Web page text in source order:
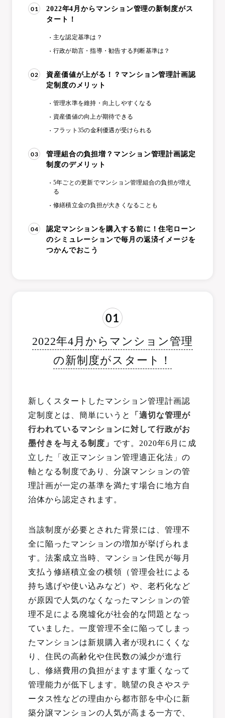
01
2022年4月からマンション管理の新制度がス
タート！
主な認定基準は？
行政が助言・指導・勧告する判断基準は？
02
資産価値が上がる！？マンション管理計画認
定制度のメリット
管理水準を維持・向上しやすくなる
資産価値の向上が期待できる
フラット35の金利優遇が受けられる
03
管理組合の負担増？マンション管理計画認定
制度のデメリット
5年ごとの更新でマンション管理組合の負担が増え
る
修繕積立金の負担が大きくなることも
04
認定マンションを購入する前に！住宅ローン
のシミュレーションで毎月の返済イメージを
つかんでおこう
01
2022年4月からマンション管理
の新制度がスタート！
新しくスタートしたマンション管理計画認
定制度とは、簡単にいうと
「適切な管理が
行われているマンションに対して行政がお
墨付きを与える制度」 です。2020年6月に成
立した「改正マンション管理適正化法」の
軸となる制度であり、分譲マンションの管
理計画が一定の基準を満たす場合に地方自
治体から認定されます。
当該制度が必要とされた背景には、管理不
全に陥ったマンションの増加が挙げられま
す。法案成立当時、マンション住民が毎月
支払う修繕積立金の横領（管理会社による
持ち逃げや使い込みなど）や、老朽化など
が原因で人気のなくなったマンションの管
理不足による廃墟化が社会的な問題となっ
ていました。一度管理不全に陥ってしまっ
たマンションは新規購入者が現れにくくな
り、住民の高齢化や住民数の減少が進行
し、修繕費用の負担がますます重くなって
管理能力が低下します。眺望の良さやステ
ータス性などの理由から都市部を中心に新
築分譲マンションの人気が高まる一方で、